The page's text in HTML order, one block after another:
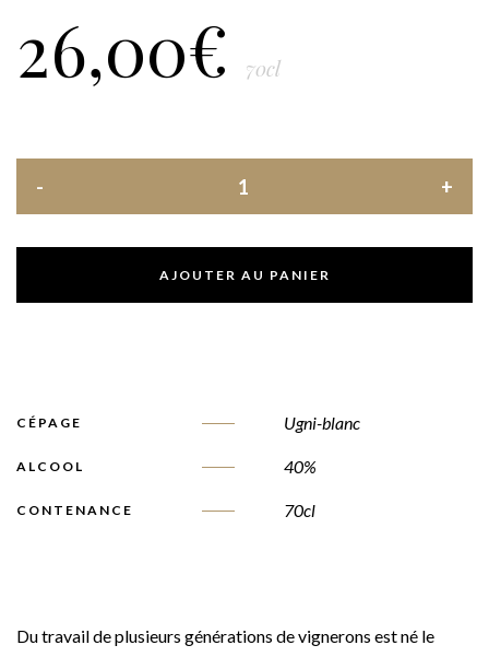
26,00€ 70cl
AJOUTER AU PANIER
CÉPAGE Ugni-blanc
ALCOOL 40%
CONTENANCE 70cl
Du travail de plusieurs générations de vignerons est né le